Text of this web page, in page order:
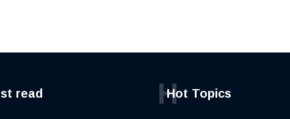
read Hot Topics
H